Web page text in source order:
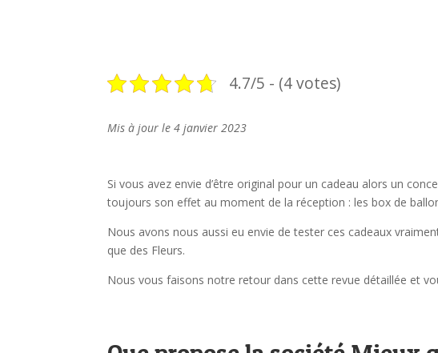
4.7/5 - (4 votes)
Mis à jour le 4 janvier 2023
Si vous avez envie d’être original pour un cadeau alors un
toujours son effet au moment de la réception : les box de
Nous avons nous aussi eu envie de tester ces cadeaux
que des Fleurs.
Nous vous faisons notre retour dans cette revue détaillée et